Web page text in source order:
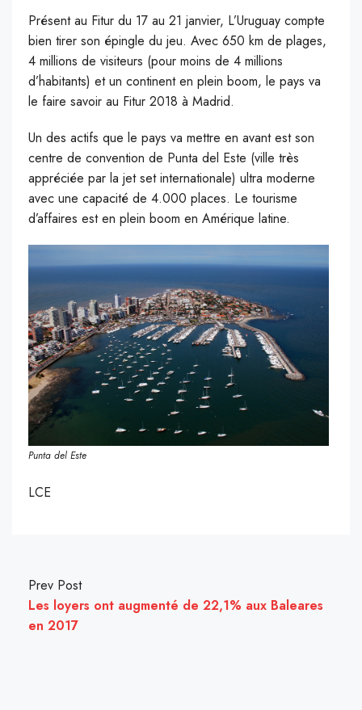
Présent au Fitur du 17 au 21 janvier, L’Uruguay compte
bien tirer son épingle du jeu. Avec 650 km de plages,
4 millions de visiteurs (pour moins de 4 millions
d’habitants) et un continent en plein boom, le pays va
le faire savoir au Fitur 2018 à Madrid.
Un des actifs que le pays va mettre en avant est son
centre de convention de Punta del Este (ville très
appréciée par la jet set internationale) ultra moderne
avec une capacité de 4.000 places. Le tourisme
d’affaires est en plein boom en Amérique latine.
Punta del Este
LCE
Prev Post
Les loyers ont augmenté de 22,1% aux Baleares
en 2017